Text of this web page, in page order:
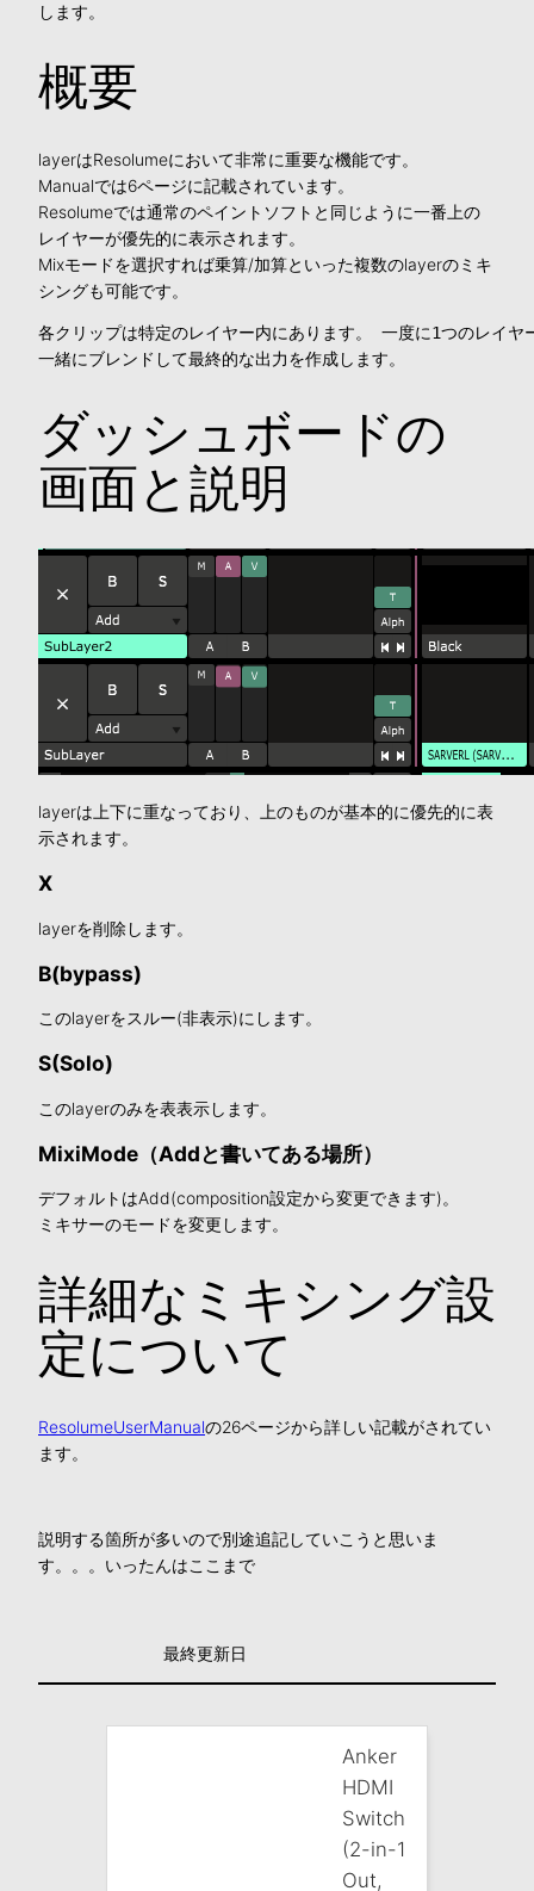
します。
概要
layerはResolumeにおいて非常に重要な機能です。
Manualでは6ページに記載されています。
Resolumeでは通常のペイントソフトと同じように一番上の
レイヤーが優先的に表示されます。
Mixモードを選択すれば乗算/加算といった複数のlayerのミキ
シングも可能です。
各クリップは特定のレイヤー内にあります。 一度に1つのレイ
一緒にブレンドして最終的な出力を作成します。
ダッシュボードの
画面と説明
layerは上下に重なっており、上のものが基本的に優先的に表
示されます。
X
layerを削除します。
B(bypass)
このlayerをスルー(非表示)にします。
S(Solo)
このlayerのみを表表示します。
MixiMode（Addと書いてある場所）
デフォルトはAdd(composition設定から変更できます)。
ミキサーのモードを変更します。
詳細なミキシング設
定について
ResolumeUserManualの26ページから詳しい記載がされてい
ます。
説明する箇所が多いので別途追記していこうと思いま
す。。。いったんはここまで
最終更新日
Anker
HDMI
Switch
(2-in-1
Out,